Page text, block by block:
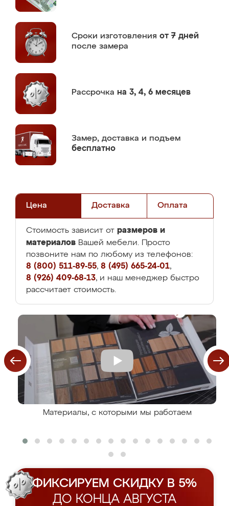
Сроки изготовления от 7 дней
после замера
Рассрочка на 3, 4, 6 месяцев
Замер, доставка и подъем
бесплатно
Цена Доставка Оплата
Стоимость зависит от размеров и
материалов Вашей мебели. Просто
позвоните нам по любому из телефонов:
8 (800) 511-89-55, 8 (495) 665-24-01,
8 (926) 409-68-13, и наш менеджер быстро
рассчитает стоимость.
Материалы, с которыми мы работаем
ФИКСИРУЕМ СКИДКУ В 5%
ДО КОНЦА АВГУСТА